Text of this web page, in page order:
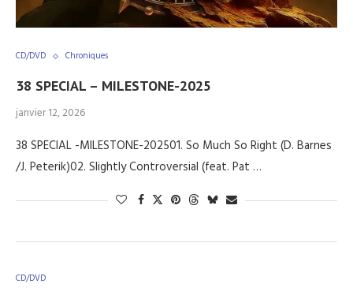
CD/DVD Chroniques
38 SPECIAL – MILESTONE-2025
janvier 12, 2026
38 SPECIAL -MILESTONE-202501. So Much So Right (D. Barnes
/J. Peterik)02. Slightly Controversial (feat. Pat …
CD/DVD